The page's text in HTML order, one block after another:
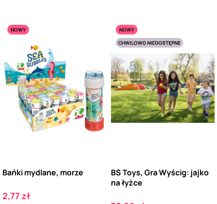
NOWY
Bańki mydlane, morze
Cena
2,77 zł
NOWY
CHWILOWO NIEDOSTĘPNE
BS Toys, Gra Wyścig: jajko
na łyżce